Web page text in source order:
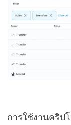
การใช้งานคริป